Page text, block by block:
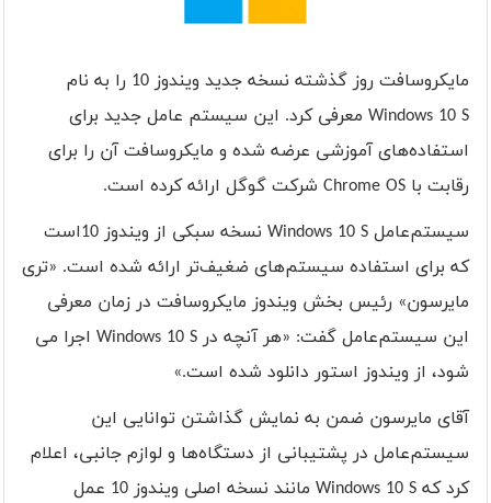
مایکروسافت روز گذشته نسخه جدید ویندوز 10 را به نام
Windows 10 S معرفی کرد. این سیستم عامل جدید برای
استفاده‌های آموزشی عرضه شده و مایکروسافت آن را برای
رقابت با Chrome OS شرکت گوگل ارائه کرده است.
سیستم‌عامل Windows 10 S
نسخه سبکی از ویندوز 10است
که برای استفاده سیستم‌های ضغیف‌تر ارائه شده است. «تری
مایرسون» رئیس بخش ویندوز مایکروسافت در زمان معرفی
این سیستم‌عامل گفت: «هر آنچه در Windows 10 S اجرا می
شود، از ویندوز استور دانلود شده است.»
آقای مایرسون ضمن به نمایش گذاشتن توانایی این
سیستم‌عامل در پشتیبانی از دستگاه‌ها و لوازم جانبی، اعلام
کرد که Windows 10 S
مانند نسخه اصلی ویندوز 10 عمل